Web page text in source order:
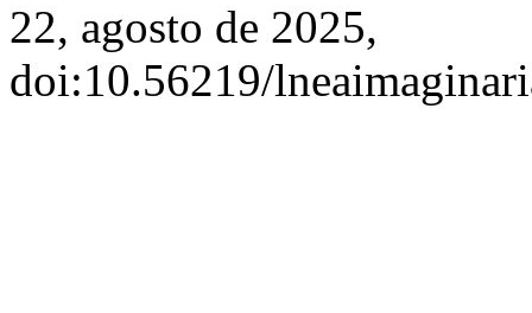
22, agosto de 2025,
doi:10.56219/